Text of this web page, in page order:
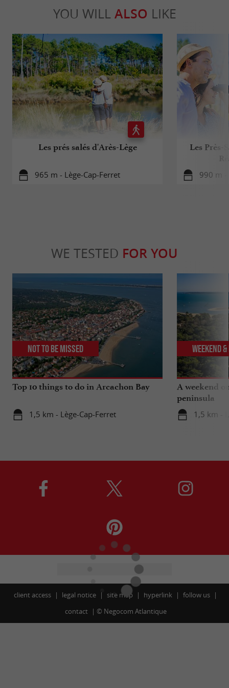
YOU WILL ALSO LIKE
Les prés salés d'Arès-Lège
965 m - Lège-Cap-Ferret
Les Près-
990 m -
WE TESTED FOR YOU
Top 10 things to do in Arcachon Bay
1,5 km - Lège-Cap-Ferret
Not to be missed
A weekend
peninsula
1,5 km -
Weekend
client access legal notice site map hyperlink
follow us
contact
© Negocom Atlantique